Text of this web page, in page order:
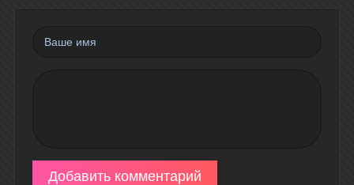
Добавить комментарий